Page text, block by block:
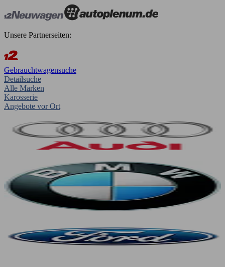
Unsere Partnerseiten:
Gebrauchtwagensuche
Detailsuche
Alle Marken
Karosserie
Angebote vor Ort